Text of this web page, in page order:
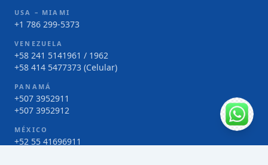
USA – MIAMI
+1 786 299-5373
VENEZUELA
+58 241 5141961 / 1962
+58 414 5477373 (Celular)
PANAMÁ
+507 3952911
+507 3952912
MÉXICO
+52 55 41696911